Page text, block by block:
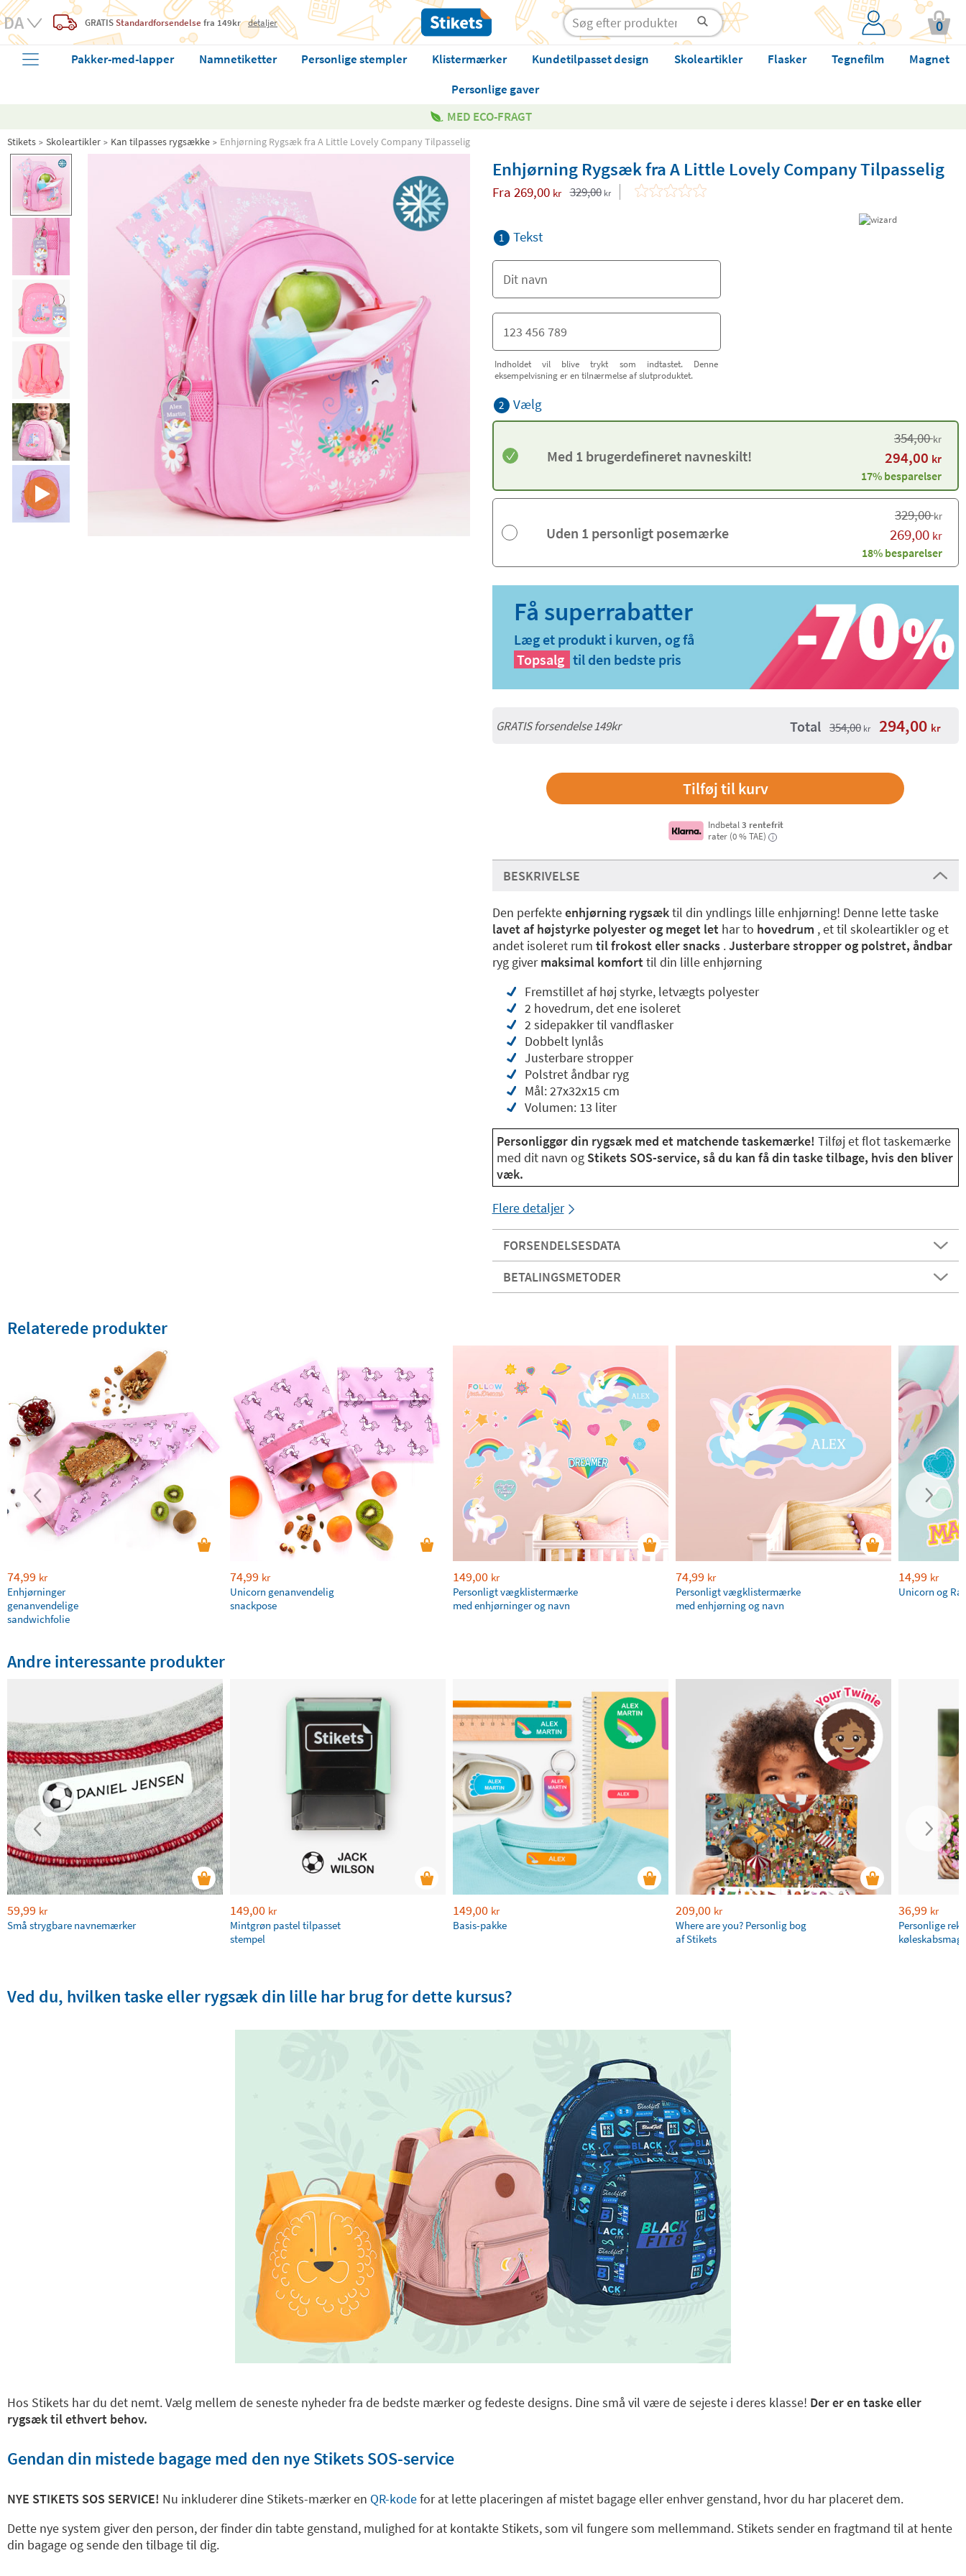
GRATIS Standardforsendelse fra 149kr detaljer 0
Pakker-med-lapper Namnetiketter Personlige stempler Klistermærker Kundetilpasset design Skoleartikler Flasker Tegnefilm
Magnet
Personlige gaver
MED ECO-FRAGT
Stikets Skoleartikler Kan tilpasses rygsække Enhjørning Rygsæk fra A Little Lovely Company Tilpasselig
Enhjørning Rygsæk fra A Little Lovely Company Tilpasselig
Fra 269,00 kr 329,00 kr
1 Tekst
Indholdet vil blive trykt som indtastet. Denne
eksempelvisning er en tilnærmelse af slutproduktet.
2 Vælg
Med 1 brugerdefineret navneskilt!
354,00kr
294,00 kr
17% besparelser
Uden 1 personligt posemærke
329,00kr
269,00 kr
18% besparelser
Læg et produkt i kurven, og få
Topsalg til den bedste pris
GRATIS forsendelse 149kr Total 354,00 kr 294,00 kr
Indbetal3 rentefrit
rater (0 % TAE)
i
BESKRIVELSE
Den perfekteenhjørning rygsæktil din yndlings lille enhjørning! Denne lette taske
lavet af højstyrke polyester og meget lethar to hovedrum , et til skoleartikler og et
andet isoleret rum til frokost eller snacks.Justerbare stropper og polstret, åndbar
ryg givermaksimal komforttil din lille enhjørning
Fremstillet af høj styrke, letvægts polyester
2 hovedrum, det ene isoleret
2 sidepakker til vandflasker
Dobbelt lynlås
Justerbare stropper
Polstret åndbar ryg
Mål: 27x32x15 cm
Volumen: 13 liter
Personliggør din rygsæk med et matchende taskemærke! Tilføj et flot taskemærke
med dit navn og Stikets SOS-service, så du kan få din taske tilbage, hvis den bliver
væk.
Flere detaljer
FORSENDELSESDATA
BETALINGSMETODER
Relaterede produkter
74,99 kr
Enhjørninger
genanvendelige
sandwichfolie
74,99 kr
Unicorn genanvendelig
snackpose
149,00 kr
Personligt vægklistermærke
med enhjørninger og navn
74,99 kr
Personligt vægklistermærke
med enhjørning og navn
14,99 kr
Unicorn og
Andre interessante produkter
59,99 kr
Små strygbare navnemærker
149,00 kr
Mintgrøn pastel tilpasset
stempel
149,00 kr
Basis-pakke
209,00 kr
Where are you? Personlig bog
af Stikets
36,99 kr
Personlige
Ved du, hvilken taske eller rygsæk din lille har brug for dette kursus?
Hos Stikets har du det nemt. Vælg mellem de seneste nyheder fra de bedste mærker og fedeste designs. Dine små vil være de sejeste i deres klasse! Der er en taske eller
rygsæk til ethvert behov.
Gendan din mistede bagage med den nye Stikets SOS-service
NYE STIKETS SOS SERVICE! Nu inkluderer dine Stikets-mærker en QR-kodefor at lette placeringen af mistet bagage eller enhver genstand, hvor du har placeret dem.
Dette nye system giver den person, der finder din tabte genstand, mulighed for at kontakte Stikets, som vil fungere som mellemmand. Stikets sender en fragtmand til at hente
din bagage og sende den tilbage til dig.